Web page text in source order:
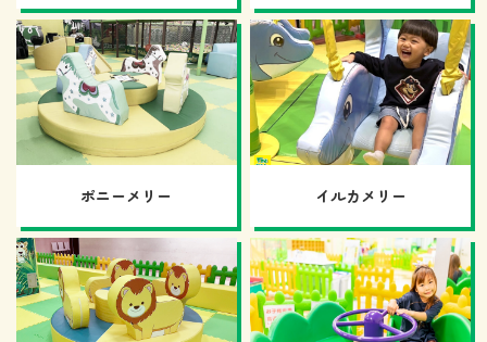
ポニーメリー イルカメリー